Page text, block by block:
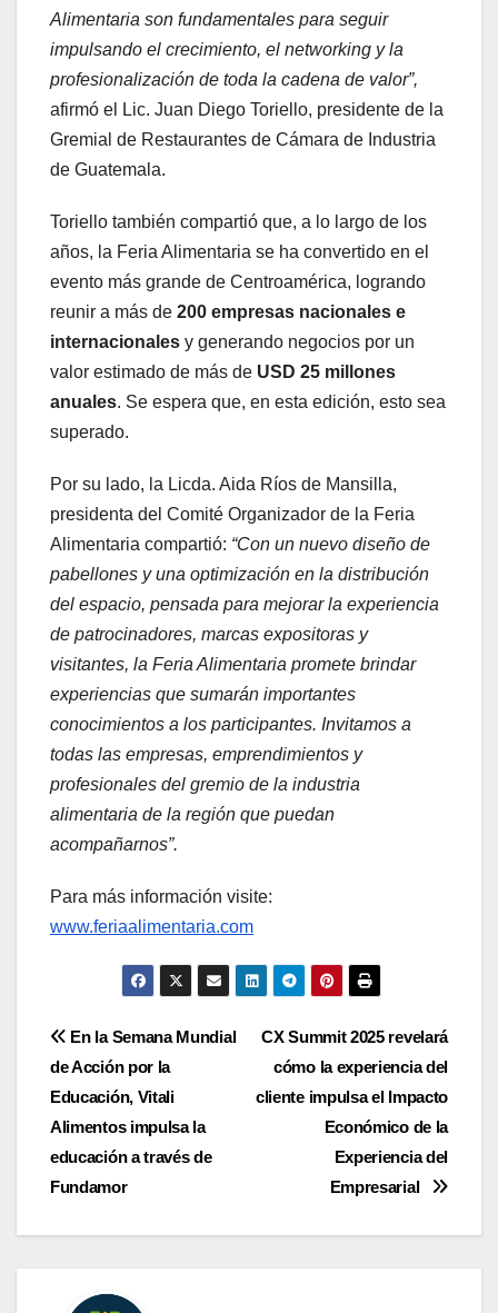
Alimentaria son fundamentales para seguir
impulsando el crecimiento, el networking y la
profesionalización de toda la cadena de valor”,
afirmó el Lic. Juan Diego Toriello, presidente de la
Gremial de Restaurantes de Cámara de Industria
de Guatemala.
Toriello también compartió que, a lo largo de los
años, la Feria Alimentaria se ha convertido en el
evento más grande de Centroamérica, logrando
reunir a más de 200 empresas nacionales e
internacionales y generando negocios por un
valor estimado de más de USD 25 millones
anuales. Se espera que, en esta edición, esto sea
superado.
Por su lado, la Licda. Aida Ríos de Mansilla,
presidenta del Comité Organizador de la Feria
Alimentaria compartió: “Con un nuevo diseño de
pabellones y una optimización en la distribución
del espacio, pensada para mejorar la experiencia
de patrocinadores, marcas expositoras y
visitantes, la Feria Alimentaria promete brindar
experiencias que sumarán importantes
conocimientos a los participantes. Invitamos a
todas las empresas, emprendimientos y
profesionales del gremio de la industria
alimentaria de la región que puedan
acompañarnos”.
Para más información visite:
www.feriaalimentaria.com
Navegación
de
entradas
CX Summit 2025 revelará
cómo la experiencia del
cliente impulsa el Impacto
Económico de la
Experiencia del
Empresarial
En la Semana Mundial
de Acción por la
Educación, Vitali
Alimentos impulsa la
educación a través de
Fundamor